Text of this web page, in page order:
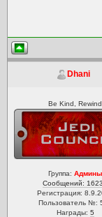
Dhani
Be Kind, Rewind
Группа: Админы
Сообщений:
Регистрация:
Пользователь №:
Награды: 5